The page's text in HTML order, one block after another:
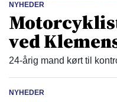
NYHEDER
ved
24-årig mand kørt til
NYHEDER